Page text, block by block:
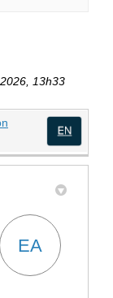
13h33
EA